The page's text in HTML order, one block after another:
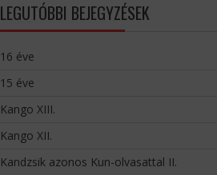
LEGUTÓBBI BEJEGYZÉSEK
16 éve
15 éve
Kango XIII.
Kango XII.
Kandzsik azonos Kun-olvasattal II.